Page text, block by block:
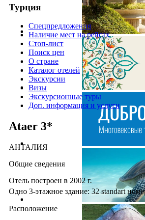
Турция
Спецпредложения
Наличие мест на рейсах
Стоп-лист
Поиск цен
О стране
Каталог отелей
Экскурсии
Визы
Экскурсионные туры
Доп. информация и услуги
Ataer 3*
АНТАЛИЯ
Общие сведения
Отель построен в 2002 г.
Одно 3-этажное здание: 32 standart
Расположение